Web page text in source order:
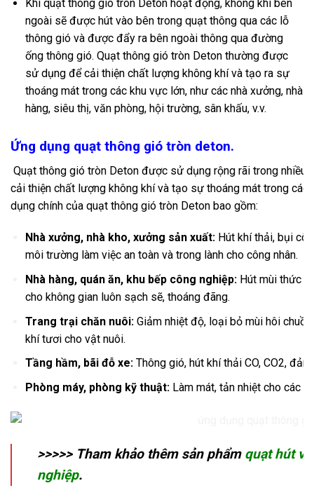
Khi quạt thông gió tròn Deton hoạt động, không khí bên
ngoài sẽ được hút vào bên trong quạt thông qua các lỗ
thông gió và được đẩy ra bên ngoài thông qua đường
ống thông gió. Quạt thông gió tròn Deton thường được
sử dụng để cải thiện chất lượng không khí và tạo ra sự
thoáng mát trong các khu vực lớn, như các nhà xưởng, nhà
hàng, siêu thị, văn phòng, hội trường, sân khấu, v.v.
Ứng dụng quạt thông gió tròn deton.
Quạt thông gió tròn Deton được sử dụng rộng rãi trong nhiều
cải thiện chất lượng không khí và tạo sự thoáng mát trong
dụng chính của quạt thông gió tròn Deton bao gồm:
Nhà xưởng, nhà kho, xưởng sản xuất:Hút khí thải, bụi
môi trường làm việc an toàn và trong lành cho công nhân.
Nhà hàng, quán ăn, khu bếp công nghiệp:Hút mùi thức
cho không gian luôn sạch sẽ, thoáng đãng.
Trang trại chăn nuôi:Giảm nhiệt độ, loại bỏ mùi hôi
khí tươi cho vật nuôi.
Tầng hầm, bãi đỗ xe:Thông gió, hút khí thải CO, CO2,
Phòng máy, phòng kỹ thuật:Làm mát, tản nhiệt cho các
>>>>> Tham khảo thêm sản phẩm quạt hút
nghiệp.